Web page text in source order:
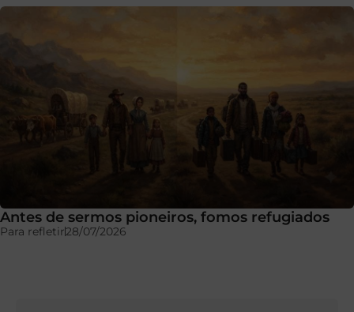
Antes de sermos pioneiros, fomos refugiados
Para refletir28/07/2026